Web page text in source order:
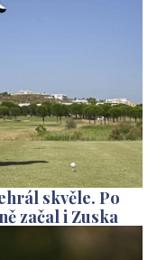
skvěle. Po
začal i Zuska